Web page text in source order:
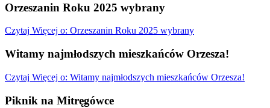
Orzeszanin Roku 2025 wybrany
Czytaj Więcej o: Orzeszanin Roku 2025 wybrany
Witamy najmłodszych mieszkańców Orzesza!
Czytaj Więcej o: Witamy najmłodszych mieszkańców Orzesza!
Piknik na Mitręgówce